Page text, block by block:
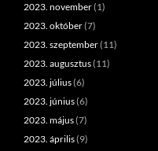
2023. november(1)
2023. október(7)
2023. szeptember(11)
2023. augusztus(11)
2023. július(6)
2023. június(6)
2023. május(7)
2023. április(9)